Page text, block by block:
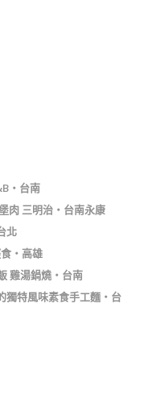
台南
肉 三明治‧台南永康
北
食‧高雄
雞湯鍋燒‧台南
獨特風味素食手工麵‧台